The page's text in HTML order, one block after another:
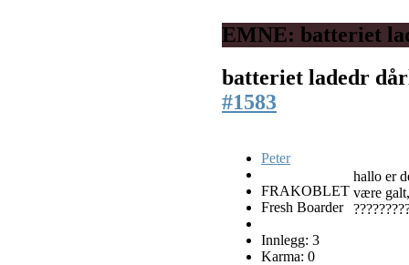
EMNE: batteriet
batteriet ladedr
#1583
Peter
FRAKOBLET
Fresh Boarder
Innlegg: 3
Karma: 0
hallo er
være